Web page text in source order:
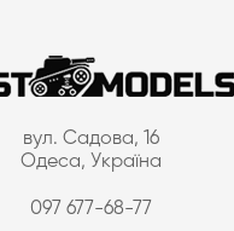
вул. Садова, 16
Одеса, Україна
097 677-68-77